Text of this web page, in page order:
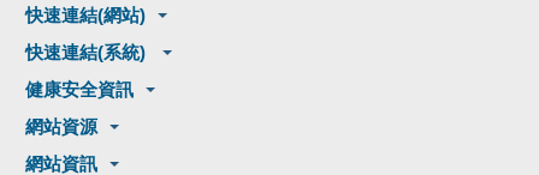
快速連結(網站)
快速連結(系統)
健康安全資訊
網站資源
網站資訊